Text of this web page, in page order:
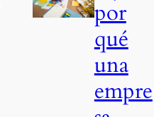
por
qué
una
empre